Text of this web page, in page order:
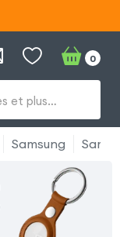
et plus…
0
Samsung